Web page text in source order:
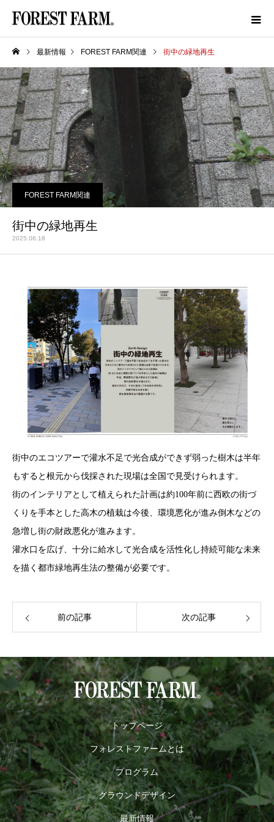
最新情報 FOREST FARM関連 街中の緑地再生
FOREST FARM関連
街中の緑地再生
2025.06.18
街中のエコツアーで灌水不足で光合成ができず弱った樹木は半年
もすると根元から伐採された現場は全国で見受けられます。
街のインテリアとして植えられた計画は約100年前に西欧の街づ
くりを手本とした高木の植栽は今後、環境悪化が進み倒木などの
急増し街の財政悪化が進みます。
灌水口を広げ、十分に給水して光合成を活性化し持続可能な未来
を描く都市緑地再生法の整備が必要です。
前の記事 次の記事
トップページ
フォレストファームとは
プログラム
グラウンドデザイン
最新情報